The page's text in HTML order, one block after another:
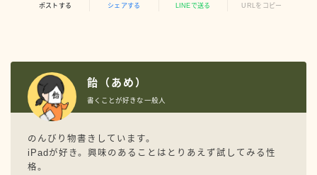
ポストする シェアする LINEで送る URLをコピー
飴（あめ）
書くことが好きな一般人
のんびり物書きしています。
iPadが好き。興味のあることはとりあえず試してみる性
格。